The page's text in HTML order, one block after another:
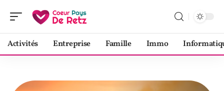
Activités Entreprise Famille Immo